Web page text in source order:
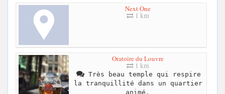
Next One
1 km
Oratoire du Louvre
1 km
Très beau temple qui respire
la tranquillité dans un quartier
animé.